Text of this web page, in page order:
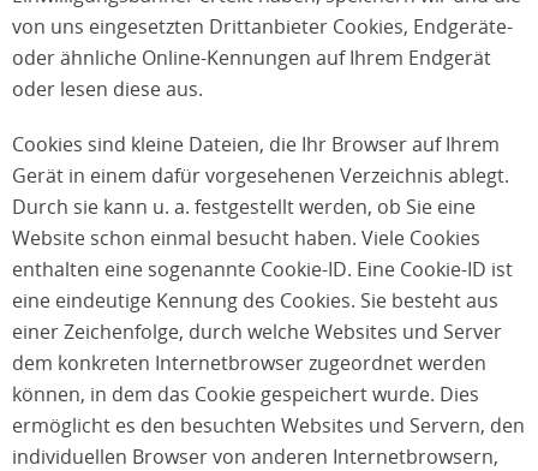
von uns eingesetzten Drittanbieter Cookies, Endgeräte-
oder ähnliche Online-Kennungen auf Ihrem Endgerät
oder lesen diese aus.
Cookies sind kleine Dateien, die Ihr Browser auf Ihrem
Gerät in einem dafür vorgesehenen Verzeichnis ablegt.
Durch sie kann u. a. festgestellt werden, ob Sie eine
Website schon einmal besucht haben. Viele Cookies
enthalten eine sogenannte Cookie-ID. Eine Cookie-ID ist
eine eindeutige Kennung des Cookies. Sie besteht aus
einer Zeichenfolge, durch welche Websites und Server
dem konkreten Internetbrowser zugeordnet werden
können, in dem das Cookie gespeichert wurde. Dies
ermöglicht es den besuchten Websites und Servern, den
individuellen Browser von anderen Internetbrowsern,